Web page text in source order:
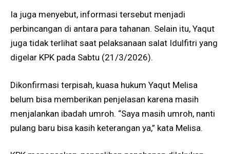
Ia juga menyebut, informasi tersebut menjadi
perbincangan di antara para tahanan. Selain itu, Yaqut
juga tidak terlihat saat pelaksanaan salat Idulfitri yang
digelar KPK pada Sabtu (21/3/2026).
Dikonfirmasi terpisah, kuasa hukum Yaqut Melisa
belum bisa memberikan penjelasan karena masih
menjalankan ibadah umroh. “Saya masih umroh, nanti
pulang baru bisa kasih keterangan ya,” kata Melisa.